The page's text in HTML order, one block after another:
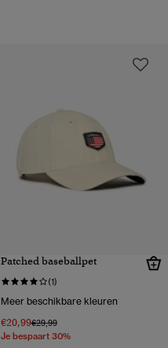
Patched baseballpet
(1)
Meer beschikbare kleuren
€20,99Prijs verlaagd van
€29,99naar
Je bespaart 30%